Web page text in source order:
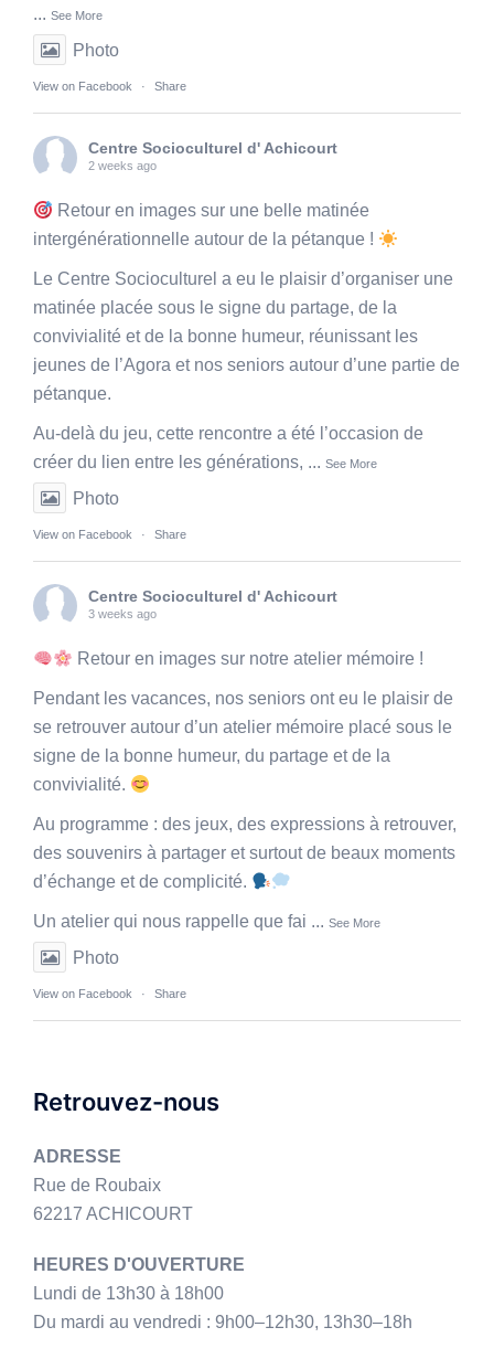
... See More
Photo
View on Facebook · Share
Centre Socioculturel d' Achicourt
2 weeks ago
Retour en images sur une belle matinée
intergénérationnelle autour de la pétanque !
Le Centre Socioculturel a eu le plaisir d’organiser une
matinée placée sous le signe du partage, de la
convivialité et de la bonne humeur, réunissant les
jeunes de l’Agora et nos seniors autour d’une partie de
pétanque.
Au-delà du jeu, cette rencontre a été l’occasion de
créer du lien entre les générations, ... See More
Photo
View on Facebook · Share
Centre Socioculturel d' Achicourt
3 weeks ago
Retour en images sur notre atelier mémoire !
Pendant les vacances, nos seniors ont eu le plaisir de
se retrouver autour d’un atelier mémoire placé sous le
signe de la bonne humeur, du partage et de la
convivialité.
Au programme : des jeux, des expressions à retrouver,
des souvenirs à partager et surtout de beaux moments
d’échange et de complicité.
Un atelier qui nous rappelle que fai ... See More
Photo
View on Facebook · Share
Retrouvez-nous
ADRESSE
Rue de Roubaix
62217 ACHICOURT
HEURES D'OUVERTURE
Lundi de 13h30 à 18h00
Du mardi au vendredi : 9h00–12h30, 13h30–18h